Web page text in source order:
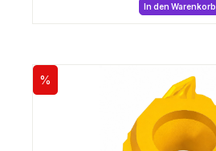
In den Warenkorb
Rabatt
%